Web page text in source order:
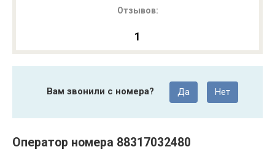
Отзывов:
1
Вам звонили с номера? Да Нет
Оператор номера 88317032480